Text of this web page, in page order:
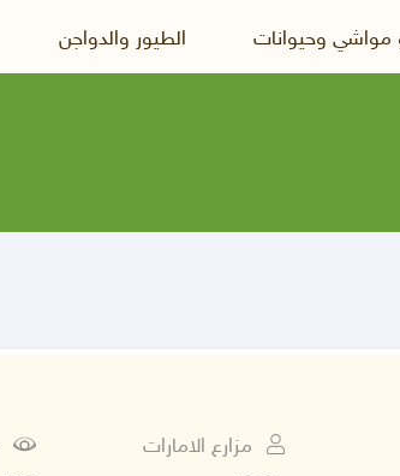
مواشي وحيوانات الطيور والدواجن
مزارع الامارات